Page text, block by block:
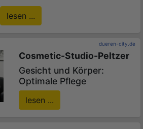
lesen ...
dueren-city.de
Cosmetic-Studio-Peltzer
Gesicht und Körper:
Optimale Pflege
lesen ...